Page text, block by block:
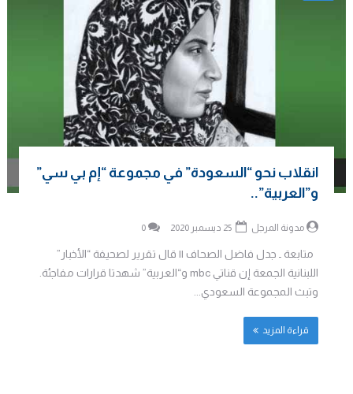
انقلاب نحو “السعودة” في مجموعة “إم بي سي”
و”العربية”..
مدونة المرجل 0
متابعة ـ جدل فاضل الصحاف || قال تقرير لصحيفة “الأخبار”
اللبنانية الجمعة إن قناتي mbc و“العربية” شهدتا قرارات مفاجئة.
وتبث المجموعة السعودي...
قراءة المزيد